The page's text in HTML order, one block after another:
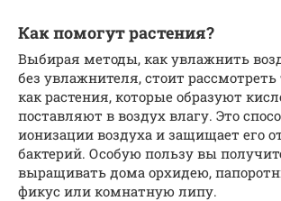
Как помогут растения?
Выбирая методы, как увлажнить
без увлажнителя, стоит рассмотреть
как растения, которые образуют
поставляют в воздух влагу. Это
ионизации воздуха и защищает его
бактерий. Особую пользу вы
выращивать дома орхидею,
фикус или комнатную липу.